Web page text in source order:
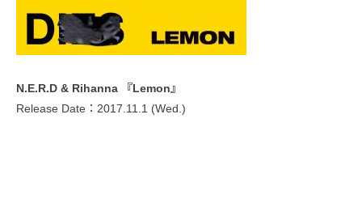
N.E.R.D & Rihanna 『Lemon』
Release Date：2017.11.1 (Wed.)